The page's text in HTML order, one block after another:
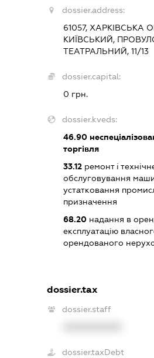
dossier.address:
61057, ХАРКІВСЬКА
КИЇВСЬКИЙ,
ТЕАТРАЛЬНИЙ, 11/13
dossier.capital:
0 грн.
dossier.kveds:
46.90
торгівля
33.12ремонт і
обслуговування
устатковання
призначення
68.20надання в
експлуатацію
орендованого
dossier.tax
dossier.staff
dossier.taxDebt